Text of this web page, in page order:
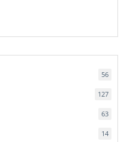
5656
127127
6363
1414